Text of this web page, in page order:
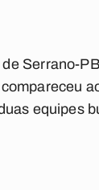
Serrano-
equipes